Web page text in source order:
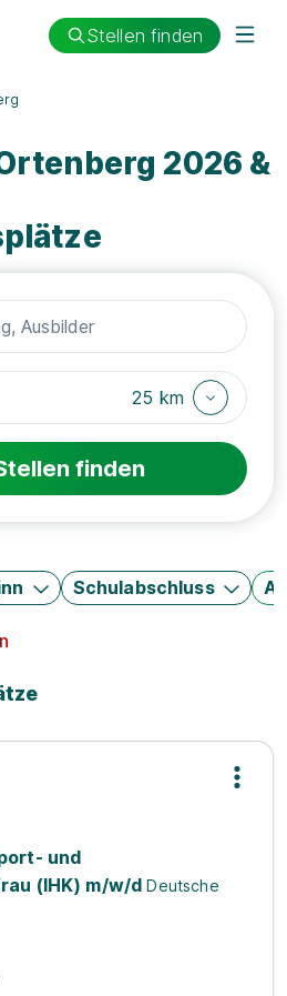
Stellen finden
2026 &
25 km
finden
Schulabschluss
und
(IHK) m/w/d Deutsche